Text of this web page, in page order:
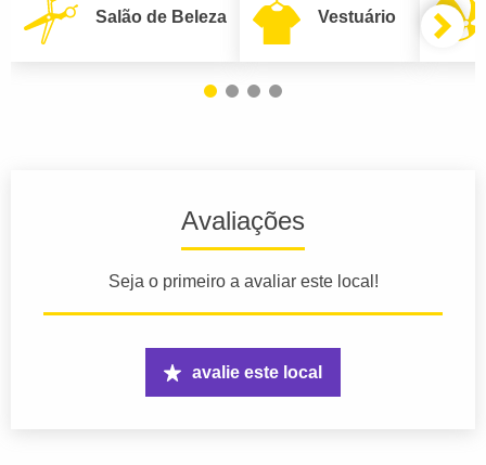
Salão de Beleza Vestuário
Avaliações
Seja o primeiro a avaliar este local!
avalie este local